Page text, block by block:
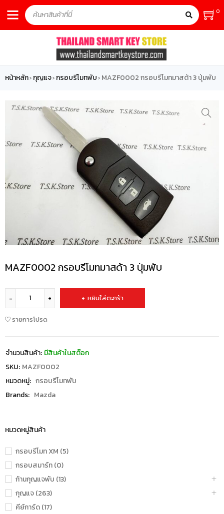
0
หน้าหลัก›กุญแจ›กรอบรีโมทพับ› MAZF0002 กรอบรีโมทมาสด้า 3 ปุ่มพับ
หมวดหมู่สินค้า
กรอบรีโมท XM (5)
กรอบสมาร์ท (0)
ก้านกุญแจพับ (13)
กุญแจ (263)
คีย์การ์ด (17)
MAZF0002 กรอบรีโมทมาสด้า 3 ปุ่มพับ
หยิบใส่ตะกร้า
รายการโปรด
จำนวนสินค้า: มีสินค้าในสต๊อก
SKU: MAZF0002
หมวดหมู่: กรอบรีโมทพับ
Brands: Mazda